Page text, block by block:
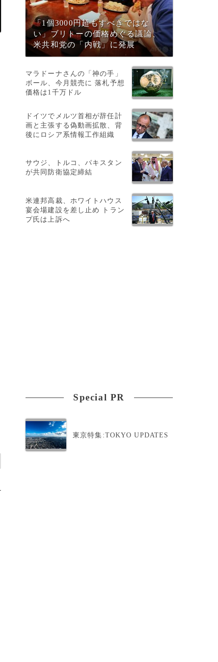
「1個3000円超もすべきではな
い」ブリトーの価格めぐる議論、
米共和党の「内戦」に発展
マラドーナさんの「神の手」
ボール、今月競売に 落札予想
価格は1千万ドル
ドイツでメルツ首相が辞任計
画と主張する偽動画拡散、背
後にロシア系情報工作組織
サウジ、トルコ、パキスタン
が共同防衛協定締結
米連邦高裁、ホワイトハウス
宴会場建設を差し止め トラン
プ氏は上訴へ
Special PR
東京特集:TOKYO UPDATES